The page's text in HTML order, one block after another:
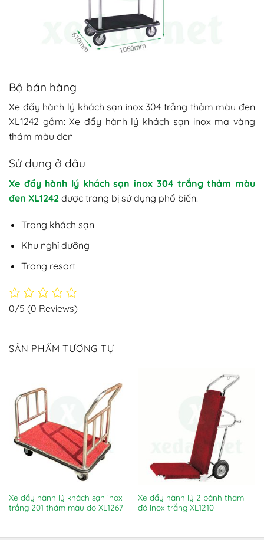
Bộ bán hàng
Xe đẩy hành lý khách sạn inox 304 trắng thảm màu đen
XL1242 gồm: Xe đẩy hành lý khách sạn inox mạ vàng
thảm màu đen
Sử dụng ở đâu
Xe đẩy hành lý khách sạn inox 304 trắng thảm màu
đen XL1242 được trang bị sử dụng phổ biến:
Trong khách sạn
Khu nghỉ dưỡng
Trong resort
0/5 (0 Reviews)
SẢN PHẨM TƯƠNG TỰ
Xe đẩy hành lý khách sạn inox
trắng 201 thảm màu đỏ XL1267
Xe đẩy hành lý 2 bánh thảm
đỏ inox trắng XL1210